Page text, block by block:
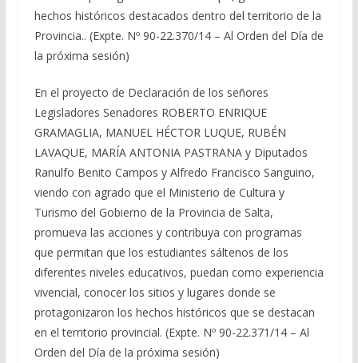
hechos históricos destacados dentro del territorio de la
Provincia.. (Expte. Nº 90-22.370/14 – Al Orden del Día de
la próxima sesión)
En el proyecto de Declaración de los señores
Legisladores Senadores ROBERTO ENRIQUE
GRAMAGLIA, MANUEL HÉCTOR LUQUE, RUBÉN
LAVAQUE, MARÍA ANTONIA PASTRANA y Diputados
Ranulfo Benito Campos y Alfredo Francisco Sanguino,
viendo con agrado que el Ministerio de Cultura y
Turismo del Gobierno de la Provincia de Salta,
promueva las acciones y contribuya con programas
que permitan que los estudiantes sáltenos de los
diferentes niveles educativos, puedan como experiencia
vivencial, conocer los sitios y lugares donde se
protagonizaron los hechos históricos que se destacan
en el territorio provincial. (Expte. Nº 90-22.371/14 – Al
Orden del Día de la próxima sesión)